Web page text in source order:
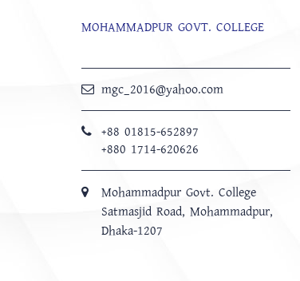
MOHAMMADPUR GOVT. COLLEGE
mgc_2016@yahoo.com
+88 01815-652897 ‬
+880 1714-620626
Mohammadpur Govt. College
‍Satmasjid Road, Mohammadpur,
Dhaka-1207